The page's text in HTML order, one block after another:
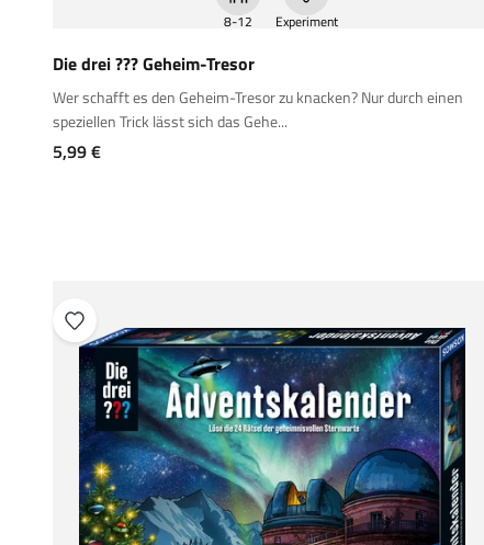
8-12 Experiment
Die drei ??? Geheim-Tresor
Wer schafft es den Geheim-Tresor zu knacken? Nur durch einen
speziellen Trick lässt sich das Gehe...
Angebot
5,99 €